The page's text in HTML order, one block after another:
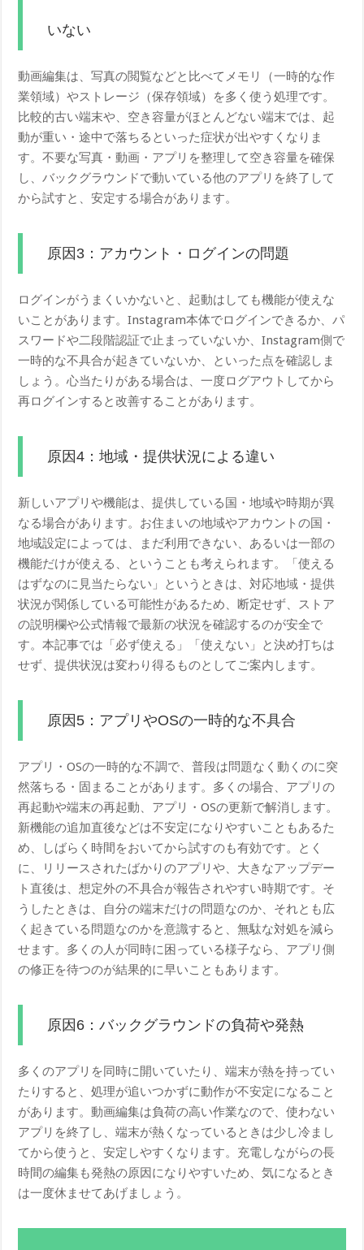
いない
動画編集は、写真の閲覧などと比べてメモリ（一時的な作
業領域）やストレージ（保存領域）を多く使う処理です。
比較的古い端末や、空き容量がほとんどない端末では、起
動が重い・途中で落ちるといった症状が出やすくなりま
す。不要な写真・動画・アプリを整理して空き容量を確保
し、バックグラウンドで動いている他のアプリを終了して
から試すと、安定する場合があります。
原因3：アカウント・ログインの問題
ログインがうまくいかないと、起動はしても機能が使えな
いことがあります。Instagram本体でログインできるか、パ
スワードや二段階認証で止まっていないか、Instagram側で
一時的な不具合が起きていないか、といった点を確認しま
しょう。心当たりがある場合は、一度ログアウトしてから
再ログインすると改善することがあります。
原因4：地域・提供状況による違い
新しいアプリや機能は、提供している国・地域や時期が異
なる場合があります。お住まいの地域やアカウントの国・
地域設定によっては、まだ利用できない、あるいは一部の
機能だけが使える、ということも考えられます。「使える
はずなのに見当たらない」というときは、対応地域・提供
状況が関係している可能性があるため、断定せず、ストア
の説明欄や公式情報で最新の状況を確認するのが安全で
す。本記事では「必ず使える」「使えない」と決め打ちは
せず、提供状況は変わり得るものとしてご案内します。
原因5：アプリやOSの一時的な不具合
アプリ・OSの一時的な不調で、普段は問題なく動くのに突
然落ちる・固まることがあります。多くの場合、アプリの
再起動や端末の再起動、アプリ・OSの更新で解消します。
新機能の追加直後などは不安定になりやすいこともあるた
め、しばらく時間をおいてから試すのも有効です。とく
に、リリースされたばかりのアプリや、大きなアップデー
ト直後は、想定外の不具合が報告されやすい時期です。そ
うしたときは、自分の端末だけの問題なのか、それとも広
く起きている問題なのかを意識すると、無駄な対処を減ら
せます。多くの人が同時に困っている様子なら、アプリ側
の修正を待つのが結果的に早いこともあります。
原因6：バックグラウンドの負荷や発熱
多くのアプリを同時に開いていたり、端末が熱を持ってい
たりすると、処理が追いつかずに動作が不安定になること
があります。動画編集は負荷の高い作業なので、使わない
アプリを終了し、端末が熱くなっているときは少し冷まし
てから使うと、安定しやすくなります。充電しながらの長
時間の編集も発熱の原因になりやすいため、気になるとき
は一度休ませてあげましょう。